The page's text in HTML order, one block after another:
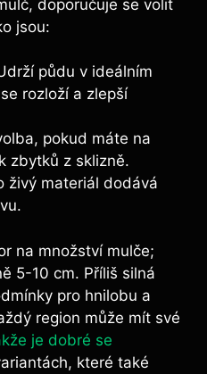
doporučuje se volit
jsou:
půdu v ideálním
rozloží a zlepší
pokud máte na
zbytků z sklizně.
živý materiál dodává
na množství mulče;
5-10 cm. Příliš silná
pro hnilobu a
region může mít své
je dobré se
které také